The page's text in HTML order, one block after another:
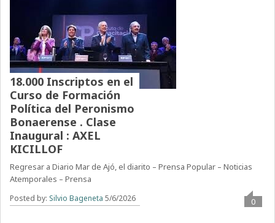
18.000 Inscriptos en el
Curso de Formación
Política del Peronismo
Bonaerense . Clase
Inaugural : AXEL
KICILLOF
Regresar a Diario Mar de Ajó, el diarito – Prensa Popular – Noticias
Atemporales – Prensa
Posted by: Silvio Bageneta 5/6/2026 0